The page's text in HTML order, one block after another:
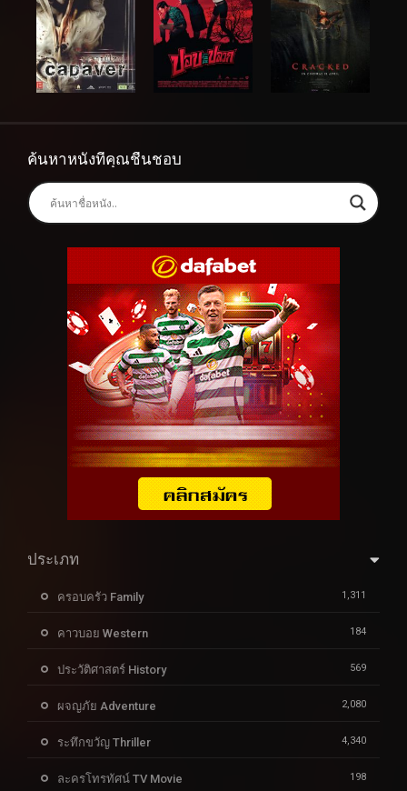
ค้นหาหนังที่คุณชื่นชอบ
ประเภท
ครอบครัว Family 1,311
คาวบอย Western 184
ประวัติศาสตร์ History 569
ผจญภัย Adventure 2,080
ระทึกขวัญ Thriller 4,340
ละครโทรทัศน์ TV Movie 198